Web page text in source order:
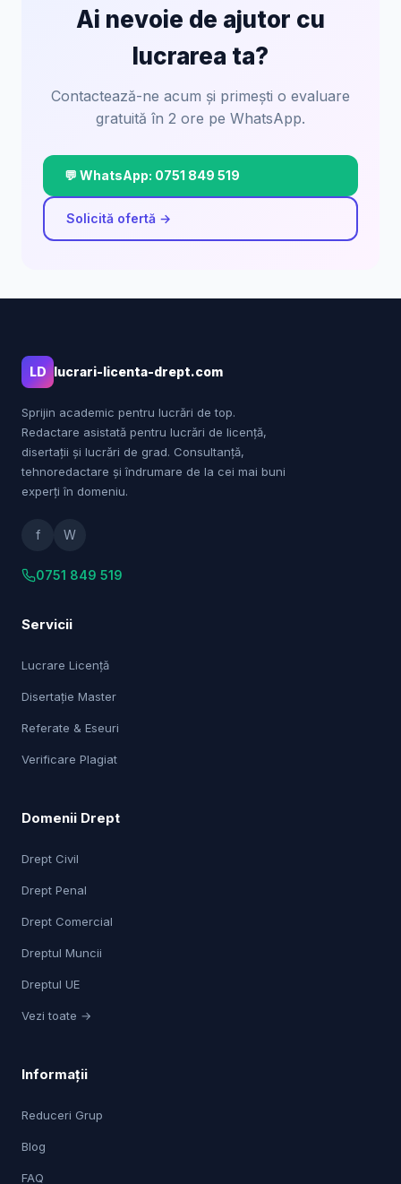
Ai nevoie de ajutor cu
lucrarea ta?
Contactează-ne acum și primești o evaluare
gratuită în 2 ore pe WhatsApp.
💬 WhatsApp: 0751 849 519
Solicită ofertă →
LD lucrari-licenta-drept.com
Sprijin academic pentru lucrări de top.
Redactare asistată pentru lucrări de licență,
disertații și lucrări de grad. Consultanță,
tehnoredactare și îndrumare de la cei mai buni
experți în domeniu.
f W
0751 849 519
Servicii
Lucrare Licență
Disertație Master
Referate & Eseuri
Verificare Plagiat
Domenii Drept
Drept Civil
Drept Penal
Drept Comercial
Dreptul Muncii
Dreptul UE
Vezi toate →
Informații
Reduceri Grup
Blog
FAQ